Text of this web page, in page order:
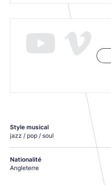
Style musical
jazz / pop / soul
Nationalité
Angleterre